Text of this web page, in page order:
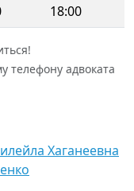
18:00
телефону адвоката
Хаганеевна